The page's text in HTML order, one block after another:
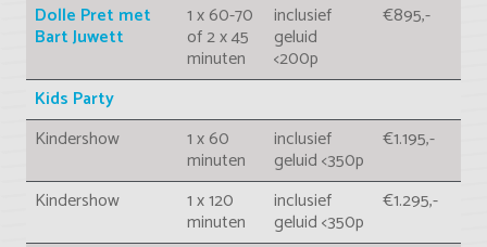
Dolle Pret met
Bart Juwett
1 x 60-70
of 2 x 45
minuten
inclusief
geluid
<200p
€895,-
Kids Party
Kindershow
1 x 60
minuten
inclusief
geluid <350p
€1.195,-
Kindershow 1 x 120
minuten
inclusief
geluid <350p
€1.295,-